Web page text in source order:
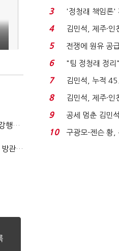
(단독)법원엔 "가치 0원"이라더니…소송 중 '500원 유증' 강행한 라인게임즈
(단독)한공회, 'CB 뻥튀기' 논란 평가모형 한계 인정…당국 방관 속 장부 왜곡 수두룩
청래 "반명 공세
3
'정청래 책임론'
는 추가투표 때리
4
김민석, 제주·
'1위 탈환'(종합
5
전쟁에 원유 공
에너지안보 핵
6
"팀 정청래 정
주 최고위원 계
7
김민석, 누적
청래와 격차
8
김민석, 제주·인
위'(1보)...
9
공세 멈춘 김민
가 수습"
10
구광모-젠슨 황,